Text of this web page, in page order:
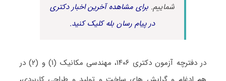
شماییم.برای مشاهده آخرین اخبار دکتری
در پیام رسان بله کلیک کنید.
در دفترچه آزمون دکتری ۱۴۰۶،
مهندسی مکانیک (۱) و (۲) در